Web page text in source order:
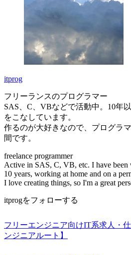
itprog
フリーランスのプログラマー
SAS、C、VBなどで活動中。10年
をこなしています。
作るのが大好きなので、プログラ
間です。
freelance programmer
Active in SAS, C, VB, etc. I have
10 years, working at home and on a
I love creating things, so I'm a great
itprogをフォローする
フリーエンジニア向けIT系求人・
ンジニアルート】